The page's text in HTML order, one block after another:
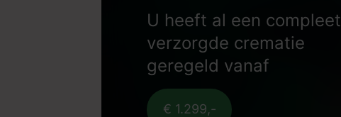
U heeft al een compleet
verzorgde crematie
geregeld vanaf
€ 1.299,-